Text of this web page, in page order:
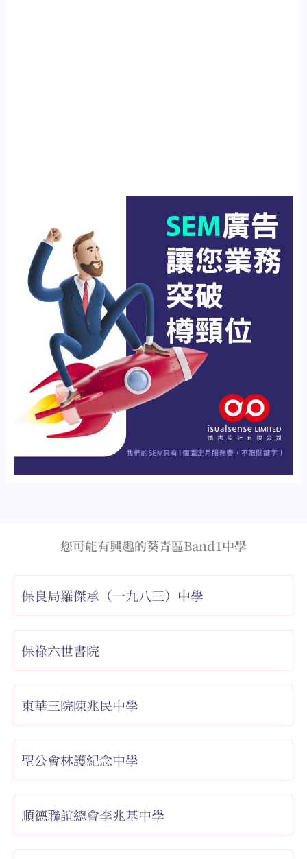
您可能有興趣的葵青區Band1中學
保良局羅傑承（一九八三）中學
保祿六世書院
東華三院陳兆民中學
聖公會林護紀念中學
順德聯誼總會李兆基中學